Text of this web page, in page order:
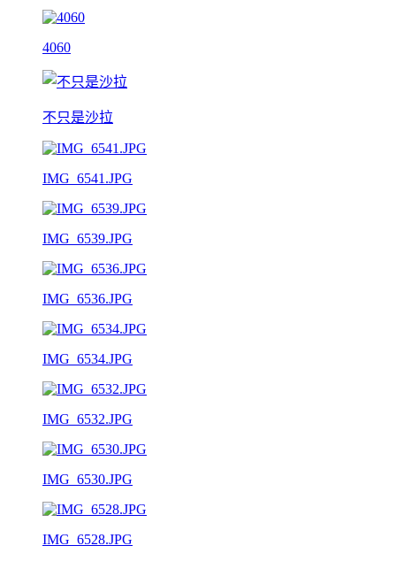
4060
不只是沙拉
IMG_6541.JPG
IMG_6539.JPG
IMG_6536.JPG
IMG_6534.JPG
IMG_6532.JPG
IMG_6530.JPG
IMG_6528.JPG